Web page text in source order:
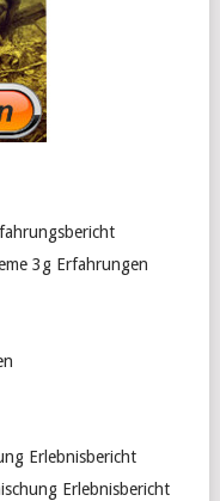
3g Erfahrungen
Erlebnisbericht
Erlebnisbericht